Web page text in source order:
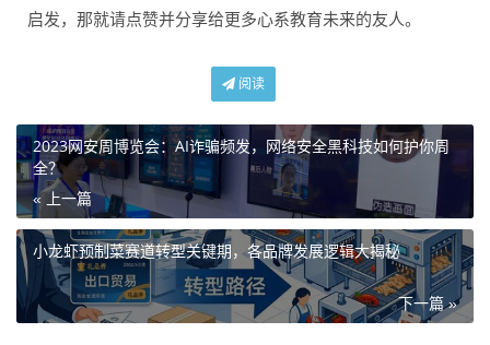
启发，那就请点赞并分享给更多心系教育未来的友人。
阅读
2023网安周博览会：AI诈骗频发，网络安全黑科技如何护你周
全？
« 上一篇
小龙虾预制菜赛道转型关键期，各品牌发展逻辑大揭秘
下一篇 »